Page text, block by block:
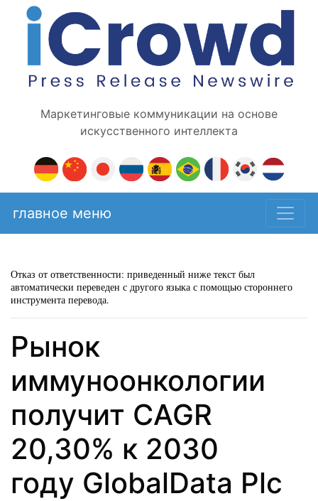
Маркетинговые коммуникации на основе
искусственного интеллекта
главное меню
Отказ от ответственности: приведенный ниже текст был
автоматически переведен с другого языка с помощью стороннего
инструмента перевода.
Рынок
иммуноонкологии
получит CAGR
20,30% к 2030
году GlobalData Plc